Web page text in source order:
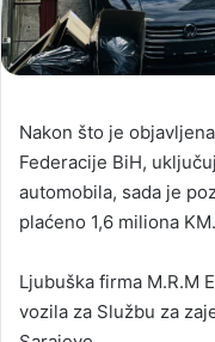
Nakon što je
Federacije BiH,
automobila, sada je
plaćeno 1,6 miliona KM.
Ljubuška firma M.R.M
vozila za Službu za